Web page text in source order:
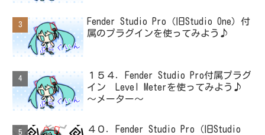
Fender Studio Pro（旧Studio One）付
属のプラグインを使ってみよう♪
１５４．Fender Studio Pro付属プラグ
イン Level Meterを使ってみよう♪
～メーター～
４０．Fender Studio Pro（旧Studio